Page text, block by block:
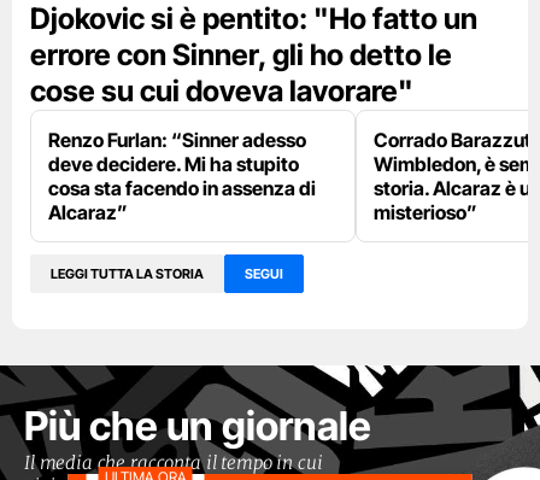
Djokovic si è pentito: "Ho fatto un
errore con Sinner, gli ho detto le
cose su cui doveva lavorare"
Renzo Furlan: “Sinner adesso
deve decidere. Mi ha stupito
cosa sta facendo in assenza di
Alcaraz”
Corrado
Wimbledon, è
storia. Alcaraz è
misterioso”
LEGGI TUTTA LA STORIA SEGUI
Più che un giornale
Il media che racconta il tempo in cui